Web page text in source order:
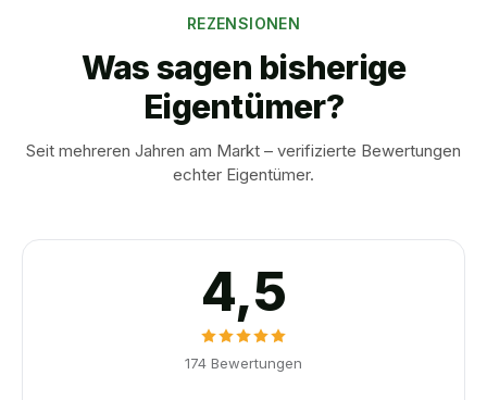
REZENSIONEN
Was sagen bisherige
Eigentümer?
Seit mehreren Jahren am Markt – verifizierte Bewertungen
echter Eigentümer.
4,5
174 Bewertungen